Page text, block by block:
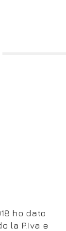
ho dato
la P.Iva e